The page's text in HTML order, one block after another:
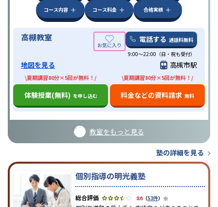
コース内容
コース料金 合格実績
高槻教室 電話する 通話料無料
9:00～22:00（日・祝も受付）
地図を見る 高槻市駅
\夏期講習80分×5回が無料！/
体験授業(無料) を申し込む
\夏期講習80分×5回が無料！/
料金などの資料請求 無料
教室をもっと見る
塾の詳細を見る
個別指導の明光義塾
3.6（53件） ※